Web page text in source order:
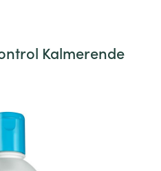
Kalmerende